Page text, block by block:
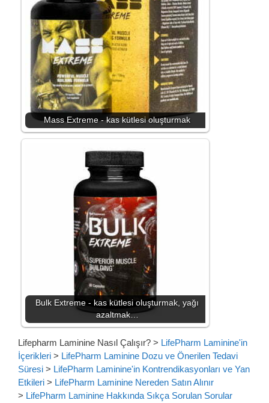
Mass Extreme - kas kütlesi oluşturmak
Bulk Extreme - kas kütlesi oluşturmak, yağı
azaltmak…
Lifepharm Laminine Nasıl Çalışır? > LifePharm Laminine'in
İçerikleri > LifePharm Laminine Dozu ve Önerilen Tedavi
Süresi > LifePharm Laminine'in Kontrendikasyonları ve Yan
Etkileri > LifePharm Laminine Nereden Satın Alınır
> LifePharm Laminine Hakkında Sıkça Sorulan Sorular